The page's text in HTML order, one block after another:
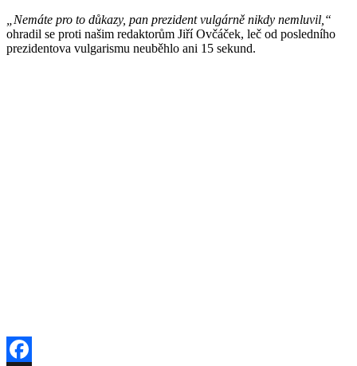
„Nemáte pro to důkazy, pan prezident vulgárně nikdy nemluvil,“
ohradil se proti našim redaktorům Jiří Ovčáček, leč od posledního
prezidentova vulgarismu neuběhlo ani 15 sekund.